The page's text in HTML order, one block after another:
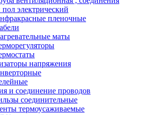
электрический
пленочные
маты
напряжения
и соединение проводов
соединительные
термоусаживаемые